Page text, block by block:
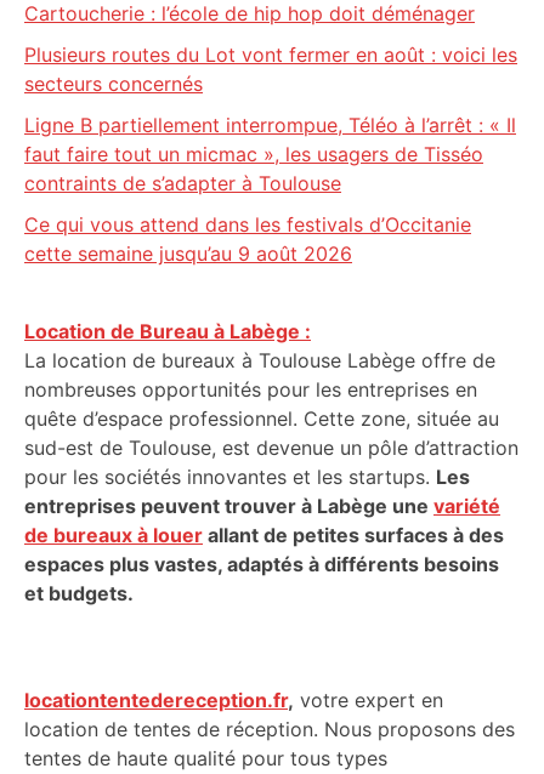
Cartoucherie : l’école de hip hop doit déménager
Plusieurs routes du Lot vont fermer en août : voici les
secteurs concernés
Ligne B partiellement interrompue, Téléo à l’arrêt : « Il
faut faire tout un micmac », les usagers de Tisséo
contraints de s’adapter à Toulouse
Ce qui vous attend dans les festivals d’Occitanie
cette semaine jusqu’au 9 août 2026
Location de Bureau à Labège :
La location de bureaux à Toulouse Labège offre de
nombreuses opportunités pour les entreprises en
quête d’espace professionnel. Cette zone, située au
sud-est de Toulouse, est devenue un pôle d’attraction
pour les sociétés innovantes et les startups. Les
entreprises peuvent trouver à Labège une variété
de bureaux à louer allant de petites surfaces à des
espaces plus vastes, adaptés à différents besoins
et budgets.
locationtentedereception.fr, votre expert en
location de tentes de réception. Nous proposons des
tentes de haute qualité pour tous types